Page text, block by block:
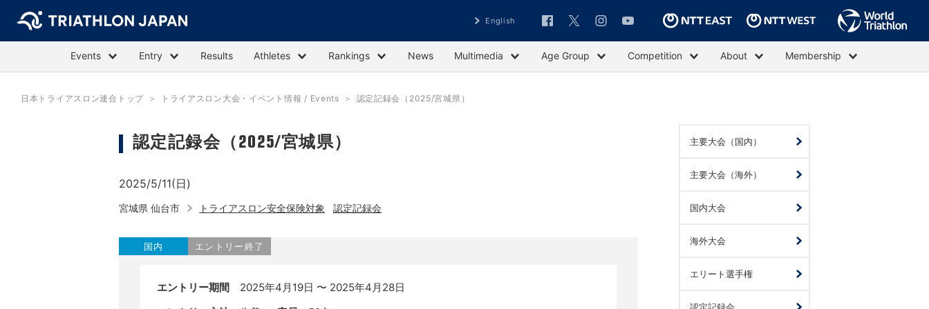
English
Events Entry Results Athletes Rankings News Multimedia Age Group Competition About Membership
日本トライアスロン連合トップ トライアスロン大会・イベント情報 / Events 認定記録会（2025/宮城県）
認定記録会（2025/宮城県）
2025/5/11(日)
宮城県 仙台市 トライアスロン安全保険対象 認定記録会
国内 エントリー終了
エントリー期間 2025年4月19日 〜 2025年4月28日
主要大会（国内）
主要大会（海外）
国内大会
海外大会
エリート選手権